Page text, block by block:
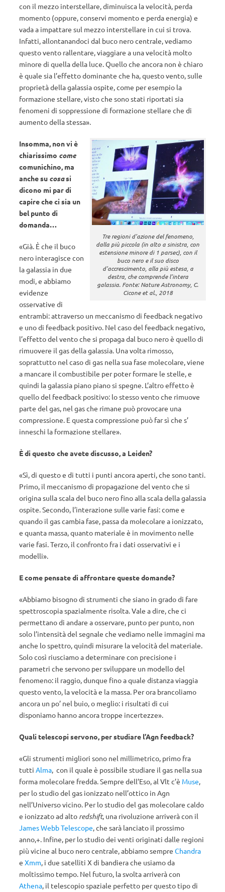
con il mezzo interstellare, diminuisca la velocità, perda
momento (oppure, conservi momento e perda energia) e
vada a impattare sul mezzo interstellare in cui si trova.
Infatti, allontanandoci dal buco nero centrale, vediamo
questo vento rallentare, viaggiare a una velocità molto
minore di quella della luce. Quello che ancora non è chiaro
è quale sia l’effetto dominante che ha, questo vento, sulle
proprietà della galassia ospite, come per esempio la
formazione stellare, visto che sono stati riportati sia
fenomeni di soppressione di formazione stellare che di
aumento della stessa».
Tre regioni d’azione del fenomeno,
dalla più piccola (in alto a sinistra, con
estensione minore di 1 parsec), con il
buco nero e il suo disco
d’accrescimento, alla più estesa, a
destra, che comprende l’intera
galassia. Fonte: Nature Astronomy, C.
Cicone et al., 2018
Insomma, non vi è
chiarissimo come
comunichino, ma
anche su cosasi
dicono mi par di
capire che ci sia un
bel punto di
domanda…
«Già. È che il buco
nero interagisce con
la galassia in due
modi, e abbiamo
evidenze
osservative di
entrambi: attraverso un meccanismo di feedback negativo
e uno di feedback positivo. Nel caso del feedback negativo,
l’effetto del vento che si propaga dal buco nero è quello di
rimuovere il gas della galassia. Una volta rimosso,
soprattutto nel caso di gas nella sua fase molecolare, viene
a mancare il combustibile per poter formare le stelle, e
quindi la galassia piano piano si spegne. L’altro effetto è
quello del feedback positivo: lo stesso vento che rimuove
parte del gas, nel gas che rimane può provocare una
compressione. E questa compressione può far sì che s’
inneschi la formazione stellare».
È di questo che avete discusso, a Leiden?
«Sì, di questo e di tutti i punti ancora aperti, che sono tanti.
Primo, il meccanismo di propagazione del vento che si
origina sulla scala del buco nero fino alla scala della galassia
ospite. Secondo, l’interazione sulle varie fasi: come e
quando il gas cambia fase, passa da molecolare a ionizzato,
e quanta massa, quanto materiale è in movimento nelle
varie fasi. Terzo, il confronto fra i dati osservativi e i
modelli».
E come pensate di affrontare queste domande?
«Abbiamo bisogno di strumenti che siano in grado di fare
spettroscopia spazialmente risolta. Vale a dire, che ci
permettano di andare a osservare, punto per punto, non
solo l’intensità del segnale che vediamo nelle immagini ma
anche lo spettro, quindi misurare la velocità del materiale.
Solo così riusciamo a determinare con precisione i
parametri che servono per sviluppare un modello del
fenomeno: il raggio, dunque fino a quale distanza viaggia
questo vento, la velocità e la massa. Per ora brancoliamo
ancora un po’ nel buio, o meglio: i risultati di cui
disponiamo hanno ancora troppe incertezze».
Quali telescopi servono, per studiare l’Agn feedback?
«Gli strumenti migliori sono nel millimetrico, primo fra
tutti Alma, con il quale è possibile studiare il gas nella sua
forma molecolare fredda. Sempre dell’Eso, al Vlt c’è Muse,
per lo studio del gas ionizzato nell’ottico in Agn
nell’Universo vicino. Per lo studio del gas molecolare caldo
e ionizzato ad alto redshift, una rivoluzione arriverà con il
James Webb Telescope, che sarà lanciato il prossimo
anno,+. Infine, per lo studio dei venti originati dalle regioni
più vicine al buco nero centrale, abbiamo sempre Chandra
e Xmm, i due satelliti X di bandiera che usiamo da
moltissimo tempo. Nel futuro, la svolta arriverà con
Athena, il telescopio spaziale perfetto per questo tipo di